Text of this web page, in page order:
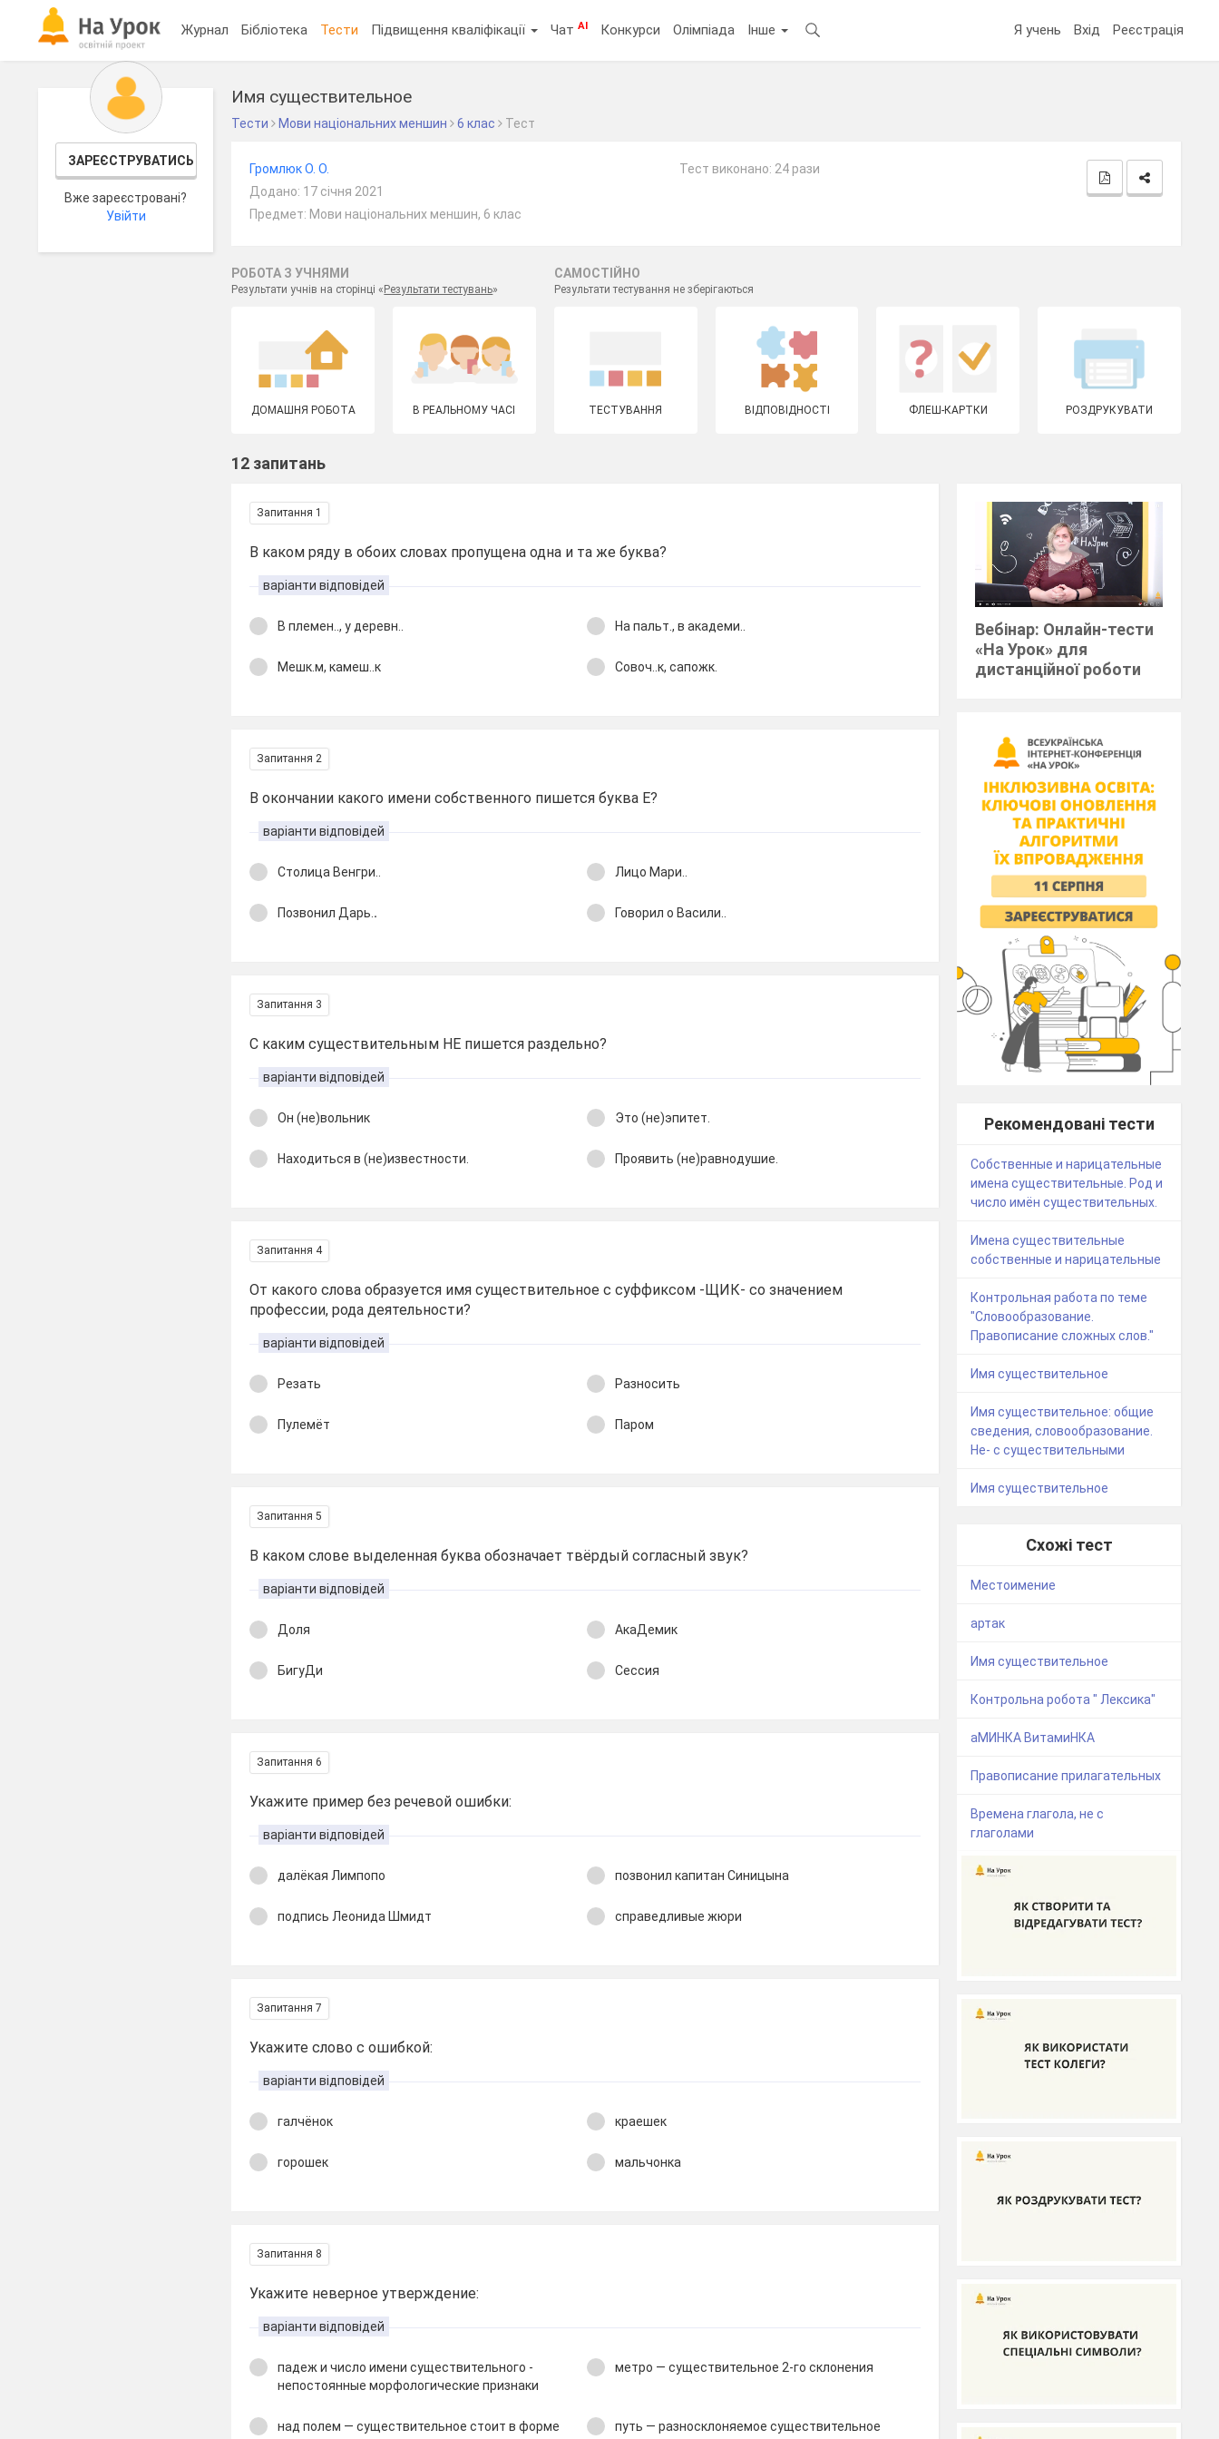
Журнал Бібліотека Тести Підвищення кваліфікації ЧатAI Конкурси Олімпіада Інше Я учень Вхід Реєстрація
ЗАРЕЄСТРУВАТИСЬ
Вже зареєстровані?
Увійти
Имя существительное
Тести Мови національних меншин 6 клас Тест
Громлюк О. О.
Додано: 17 січня 2021
Предмет: Мови національних меншин, 6 клас
Тест виконано: 24 рази
РОБОТА З УЧНЯМИ
Результати учнів на сторінці « Результати тестувань»
САМОСТІЙНО
Результати тестування не зберігаються
ДОМАШНЯ РОБОТА В РЕАЛЬНОМУ ЧАСІ ТЕСТУВАННЯ ВІДПОВІДНОСТІ ФЛЕШ-КАРТКИ РОЗДРУКУВАТИ
12 запитань
Запитання 1
В каком ряду в обоих словах пропущена одна и та же буква?
варіанти відповідей
В племен.., у деревн.. На пальт., в академи..
Мешк.м, камеш..к Совоч..к, сапожк.
Запитання 2
В окончании какого имени собственного пишется буква Е?
варіанти відповідей
Столица Венгри.. Лицо Мари..
Позвонил Дарь. . Говорил о Васили..
Запитання 3
С каким существительным НЕ пишется раздельно?
варіанти відповідей
Он (не)вольник Это (не)эпитет.
Находиться в (не)известности. Проявить (не)равнодушие.
Запитання 4
От какого слова образуется имя существительное с суффиксом -ЩИК- со значением
профессии, рода деятельности?
варіанти відповідей
Резать Разносить
Пулемёт Паром
Запитання 5
В каком слове выделенная буква обозначает твёрдый согласный звук?
варіанти відповідей
Доля АкаДемик
БигуДи Сессия
Запитання 6
Укажите пример без речевой ошибки:
варіанти відповідей
далёкая Лимпопо позвонил капитан Синицына
подпись Леонида Шмидт справедливые жюри
Запитання 7
Укажите слово с ошибкой:
варіанти відповідей
галчёнок краешек
горошек мальчонка
Запитання 8
Укажите неверное утверждение:
варіанти відповідей
падеж и число имени существительного -
непостоянные морфологические признаки
метро — существительное 2-го склонения
над полем — существительное стоит в форме
путь — разносклоняемое существительное
Вебінар: Онлайн-тести
«На Урок» для
дистанційної роботи
Рекомендовані тести
Собственные и нарицательные
имена существительные. Род и
число имён существительных.
Имена существительные
собственные и нарицательные
Контрольная работа по теме
"Словообразование.
Правописание сложных слов."
Имя существительное
Имя существительное: общие
сведения, словообразование.
Не- с существительными
Имя существительное
Схожі тест
Местоимение
артак
Имя существительное
Контрольна робота " Лексика"
аМИНКА ВитамиНКА
Правописание прилагательных
Времена глагола, не с
глаголами